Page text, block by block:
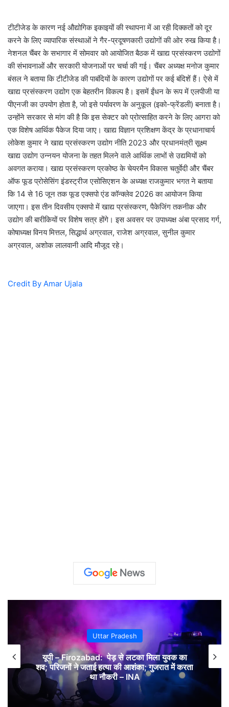
टीटीजेड के कारण नई औद्योगिक इकाइयों की स्थापना में आ रही दिक्कतों को दूर
करने के लिए व्यापारिक संस्थाओं ने गैर-प्रदूषणकारी उद्योगों की ओर रुख किया है।
नेशनल चैंबर के सभागार में सोमवार को आयोजित बैठक में खाद्य प्रसंस्करण उद्योगों
की संभावनाओं और सरकारी योजनाओं पर चर्चा की गई। चैंबर अध्यक्ष मनोज कुमार
बंसल ने बताया कि टीटीजेड की पाबंदियों के कारण उद्योगों पर कई बंदिशें हैं। ऐसे में
खाद्य प्रसंस्करण उद्योग एक बेहतरीन विकल्प है। इसमें ईंधन के रूप में एलपीजी या
पीएनजी का उपयोग होता है, जो इसे पर्यावरण के अनुकूल (इको-फ्रेंडली) बनाता है।
उन्होंने सरकार से मांग की है कि इस सेक्टर को प्रोत्साहित करने के लिए आगरा को
एक विशेष आर्थिक पैकेज दिया जाए। खाद्य विज्ञान प्रशिक्षण केंद्र के प्रधानाचार्य
लोकेश कुमार ने खाद्य प्रसंस्करण उद्योग नीति 2023 और प्रधानमंत्री सूक्ष्म
खाद्य उद्योग उन्नयन योजना के तहत मिलने वाले आर्थिक लाभों से उद्यमियों को
अवगत कराया। खाद्य प्रसंस्करण प्रकोष्ठ के चेयरमैन विकास चतुर्वेदी और चैंबर
ऑफ फूड प्रोसेसिंग इंडस्ट्रीज एसोसिएशन के अध्यक्ष राजकुमार भगत ने बताया
कि 14 से 16 जून तक फूड एक्सपो एंड कॉन्क्लेव 2026 का आयोजन किया
जाएगा। इस तीन दिवसीय एक्सपो में खाद्य प्रसंस्करण, पैकेजिंग तकनीक और
उद्योग की बारीकियों पर विशेष सत्र होंगे। इस अवसर पर उपाध्यक्ष अंबा प्रसाद गर्ग,
कोषाध्यक्ष विनय मित्तल, सिद्धार्थ अग्रवाल, राजेश अग्रवाल, सुनील कुमार
अग्रवाल, अशोक लालवानी आदि मौजूद रहे।
Credit By Amar Ujala
Uttar Pradesh
यूपी – Firozabad: पेड़ से लटका मिला युवक का
शव; परिजनों ने जताई हत्या की आशंका; गुजरात में करता
था नौकरी – INA